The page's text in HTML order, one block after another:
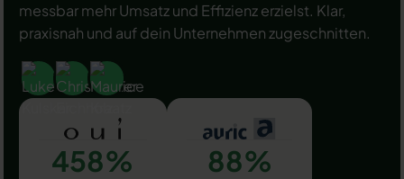
messbar mehr Umsatz und Effizienz erzielst. Klar,
praxisnah und auf dein Unternehmen zugeschnitten.
458% 88%